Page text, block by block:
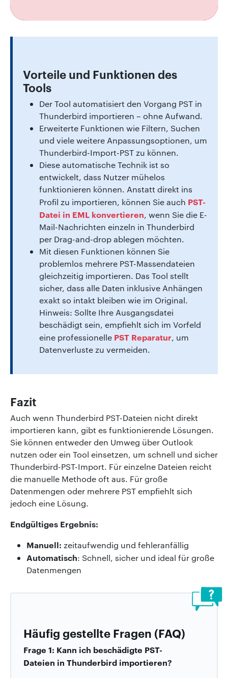
Vorteile und Funktionen des
Tools
Der Tool automatisiert den Vorgang PST in
Thunderbird importieren – ohne Aufwand.
Erweiterte Funktionen wie Filtern, Suchen
und viele weitere Anpassungsoptionen, um
Thunderbird-Import-PST zu können.
Diese automatische Technik ist so
entwickelt, dass Nutzer mühelos
funktionieren können. Anstatt direkt ins
Profil zu importieren, können Sie auch PST-
Datei in EML konvertieren, wenn Sie die E-
Mail-Nachrichten einzeln in Thunderbird
per Drag-and-drop ablegen möchten.
Mit diesen Funktionen können Sie
problemlos mehrere PST-Massendateien
gleichzeitig importieren. Das Tool stellt
sicher, dass alle Daten inklusive Anhängen
exakt so intakt bleiben wie im Original.
Hinweis: Sollte Ihre Ausgangsdatei
beschädigt sein, empfiehlt sich im Vorfeld
eine professionelle PST Reparatur, um
Datenverluste zu vermeiden.
Fazit
Auch wenn Thunderbird PST-Dateien nicht direkt
importieren kann, gibt es funktionierende Lösungen.
Sie können entweder den Umweg über Outlook
nutzen oder ein Tool einsetzen, um schnell und sicher
Thunderbird-PST-Import. Für einzelne Dateien reicht
die manuelle Methode oft aus. Für große
Datenmengen oder mehrere PST empfiehlt sich
jedoch eine Lösung.
Endgültiges Ergebnis:
Manuell: zeitaufwendig und fehleranfällig
Automatisch: Schnell, sicher und ideal für große
Datenmengen
Häufig gestellte Fragen (FAQ)
Frage 1: Kann ich beschädigte PST-
Dateien in Thunderbird importieren?